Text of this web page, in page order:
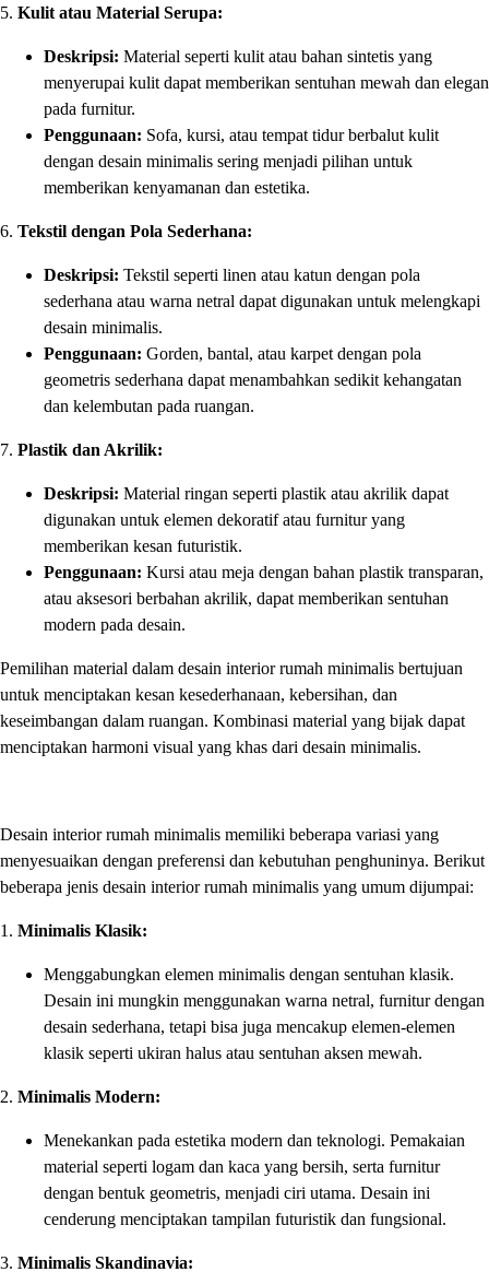
5. Kulit atau Material Serupa:
Deskripsi: Material seperti kulit atau bahan sintetis yang
menyerupai kulit dapat memberikan sentuhan mewah dan elegan
pada furnitur.
Penggunaan: Sofa, kursi, atau tempat tidur berbalut kulit
dengan desain minimalis sering menjadi pilihan untuk
memberikan kenyamanan dan estetika.
6. Tekstil dengan Pola Sederhana:
Deskripsi: Tekstil seperti linen atau katun dengan pola
sederhana atau warna netral dapat digunakan untuk melengkapi
desain minimalis.
Penggunaan: Gorden, bantal, atau karpet dengan pola
geometris sederhana dapat menambahkan sedikit kehangatan
dan kelembutan pada ruangan.
7. Plastik dan Akrilik:
Deskripsi: Material ringan seperti plastik atau akrilik dapat
digunakan untuk elemen dekoratif atau furnitur yang
memberikan kesan futuristik.
Penggunaan: Kursi atau meja dengan bahan plastik transparan,
atau aksesori berbahan akrilik, dapat memberikan sentuhan
modern pada desain.
Pemilihan material dalam desain interior rumah minimalis bertujuan
untuk menciptakan kesan kesederhanaan, kebersihan, dan
keseimbangan dalam ruangan. Kombinasi material yang bijak dapat
menciptakan harmoni visual yang khas dari desain minimalis.
Desain interior rumah minimalis memiliki beberapa variasi yang
menyesuaikan dengan preferensi dan kebutuhan penghuninya. Berikut
beberapa jenis desain interior rumah minimalis yang umum dijumpai:
1. Minimalis Klasik:
Menggabungkan elemen minimalis dengan sentuhan klasik.
Desain ini mungkin menggunakan warna netral, furnitur dengan
desain sederhana, tetapi bisa juga mencakup elemen-elemen
klasik seperti ukiran halus atau sentuhan aksen mewah.
2. Minimalis Modern:
Menekankan pada estetika modern dan teknologi. Pemakaian
material seperti logam dan kaca yang bersih, serta furnitur
dengan bentuk geometris, menjadi ciri utama. Desain ini
cenderung menciptakan tampilan futuristik dan fungsional.
3. Minimalis Skandinavia: